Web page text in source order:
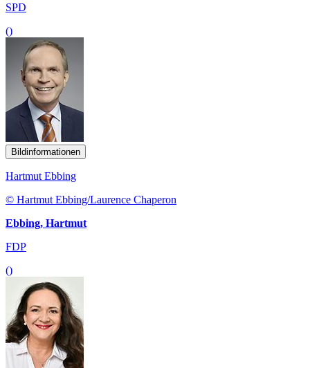
SPD
()
Bildinformationen
Hartmut Ebbing
© Hartmut Ebbing/Laurence Chaperon
Ebbing, Hartmut
FDP
()